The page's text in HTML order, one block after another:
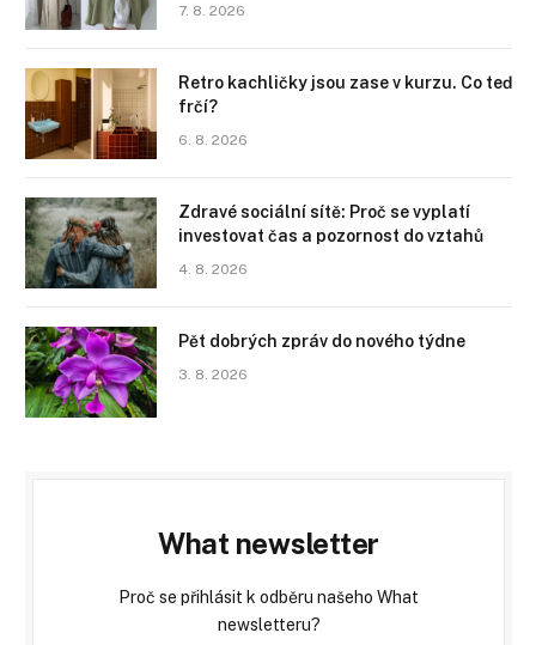
7. 8. 2026
Retro kachličky jsou zase v kurzu. Co teď
frčí?
6. 8. 2026
Zdravé sociální sítě: Proč se vyplatí
investovat čas a pozornost do vztahů
4. 8. 2026
Pět dobrých zpráv do nového týdne
3. 8. 2026
What newsletter
Proč se přihlásit k odběru našeho What
newsletteru?